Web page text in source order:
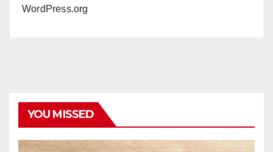
WordPress.org
YOU MISSED